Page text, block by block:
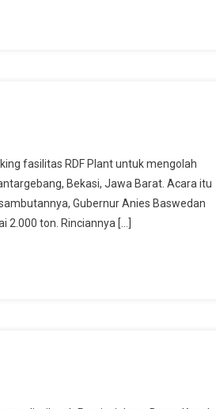
fasilitas RDF Plant untuk mengolah
Bekasi, Jawa Barat. Acara itu
Gubernur Anies Baswedan
ton. Rinciannya […]